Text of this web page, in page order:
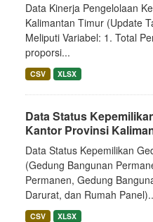
Data Kinerja Pengelolaan
Kalimantan Timur (Update
Meliputi Variabel: 1. Total
proporsi...
CSV XLSX
Data Status
Kantor Provinsi
Data Status Kepemilikan
(Gedung Bangunan
Permanen, Gedung
Darurat, dan Rumah
CSV XLSX